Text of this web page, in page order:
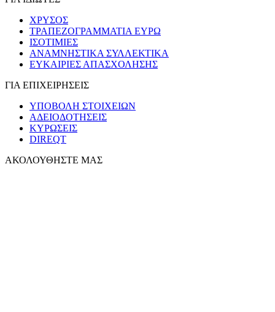
ΧΡΥΣΟΣ
ΤΡΑΠΕΖΟΓΡΑΜΜΑΤΙΑ ΕΥΡΩ
ΙΣΟΤΙΜΙΕΣ
ΑΝΑΜΝΗΣΤΙΚΑ ΣΥΛΛΕΚΤΙΚΑ
ΕΥΚΑΙΡΙΕΣ ΑΠΑΣΧΟΛΗΣΗΣ
ΓΙΑ ΕΠΙΧΕΙΡΗΣΕΙΣ
ΥΠΟΒΟΛΗ ΣΤΟΙΧΕΙΩΝ
ΑΔΕΙΟΔΟΤΗΣΕΙΣ
ΚΥΡΩΣΕΙΣ
DIREQT
ΑΚΟΛΟΥΘΗΣΤΕ ΜΑΣ